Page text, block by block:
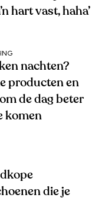
hart vast, haha’
nachten?
producten en
de dag beter
komen
die je